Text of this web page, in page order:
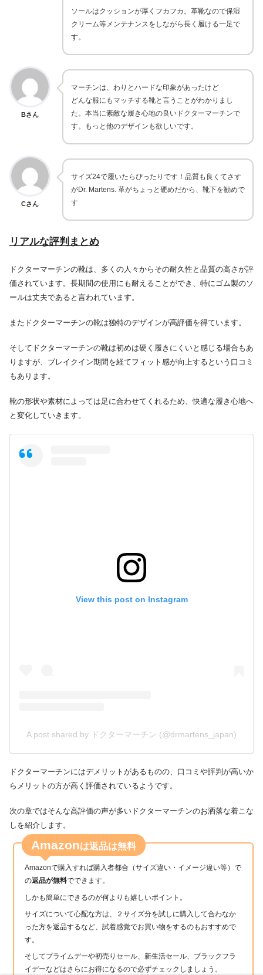
ソールはクッションが厚くフカフカ。革靴なので保湿
クリーム等メンテナンスをしながら長く履ける一足で
す。
Bさん
マーチンは、わりとハードな印象があったけど
どんな服にもマッチする靴と言うことがわかりまし
た。本当に素敵な履き心地の良いドクターマーチンで
す。もっと他のデザインも欲しいです。
Cさん
サイズ24で履いたらぴったりです！品質も良くてさす
がDr. Martens. 革がちょっと硬めだから、靴下を勧めで
す
リアルな評判まとめ
ドクターマーチンの靴は、多くの人々からその耐久性と品質の高さが評
価されています。長期間の使用にも耐えることができ、特にゴム製のソ
ールは丈夫であると言われています。
またドクターマーチンの靴は独特のデザインが高評価を得ています。
そしてドクターマーチンの靴は初めは硬く履きにくいと感じる場合もあ
りますが、ブレイクイン期間を経てフィット感が向上するという口コミ
もあります。
靴の形状や素材によっては足に合わせてくれるため、快適な履き心地へ
と変化していきます。
View this post on Instagram
A post shared by ドクターマーチン (@drmartens_japan)
ドクターマーチンにはデメリットがあるものの、口コミや評判が高いか
らメリットの方が高く評価されているようです。
次の章ではそんな高評価の声が多いドクターマーチンのお洒落な着こな
しを紹介します。
Amazonは返品は無料
Amazonで購入すれば購入者都合（サイズ違い・イメージ違い等）で
の返品が無料でできます。
しかも簡単にできるのが何よりも嬉しいポイント。
サイズについて心配な方は、２サイズ分を試しに購入して合わなか
った方を返品するなど、試着感覚でお買い物をするのもおすすめで
す。
そしてプライムデーや初売りセール、新生活セール、ブラックフラ
イデーなどはさらにお得になるので必ずチェックしましょう。